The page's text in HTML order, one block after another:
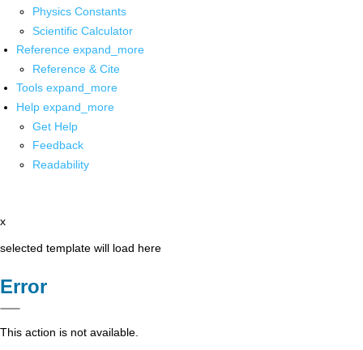
Physics Constants
Scientific Calculator
Reference expand_more
Reference & Cite
Tools expand_more
Help expand_more
Get Help
Feedback
Readability
x
selected template will load here
Error
This action is not available.